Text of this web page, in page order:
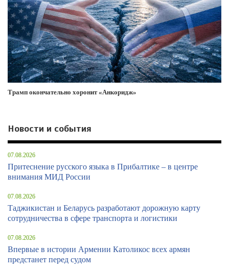
Трамп окончательно хоронит «Анкоридж»
Новости и события
07.08.2026
Притеснение русского языка в Прибалтике – в центре
внимания МИД России
07.08.2026
Таджикистан и Беларусь разработают дорожную карту
сотрудничества в сфере транспорта и логистики
07.08.2026
Впервые в истории Армении Католикос всех армян
предстанет перед судом